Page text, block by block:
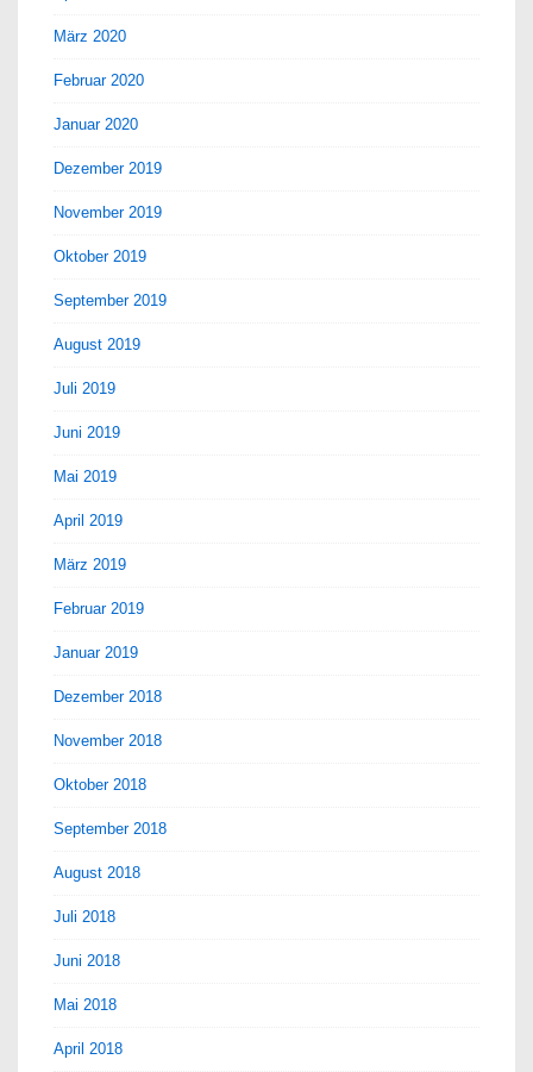
März 2020
Februar 2020
Januar 2020
Dezember 2019
November 2019
Oktober 2019
September 2019
August 2019
Juli 2019
Juni 2019
Mai 2019
April 2019
März 2019
Februar 2019
Januar 2019
Dezember 2018
November 2018
Oktober 2018
September 2018
August 2018
Juli 2018
Juni 2018
Mai 2018
April 2018